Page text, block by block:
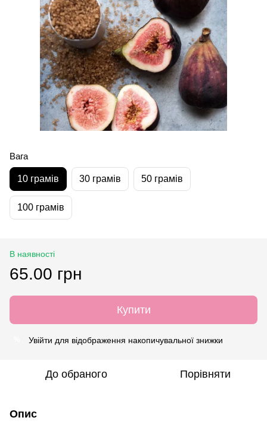
Вага
10 грамів 30 грамів 50 грамів
100 грамів
В наявності
65.00 грн
Купити
Увійти для відображення накопичувальної знижки
До обраного Порівняти
Опис